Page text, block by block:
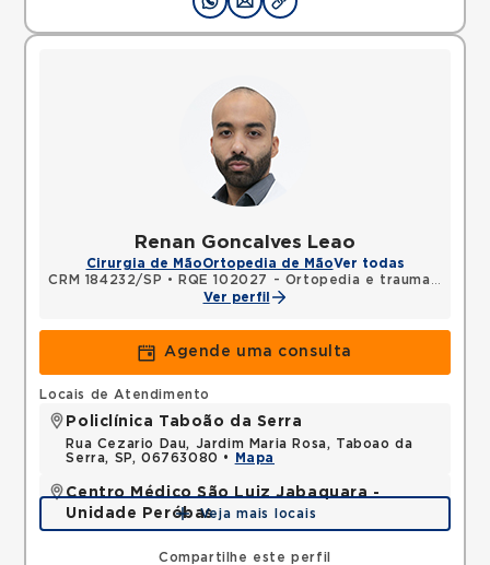
Renan Goncalves Leao
Cirurgia de MãoOrtopedia de MãoVer todas
CRM 184232/SP • RQE 102027 - Ortopedia e traumatologia
Ver perfil
Agende uma consulta
Compartilhe este perfil
Locais de Atendimento
Policlínica Taboão da Serra
Rua Cezario Dau, Jardim Maria Rosa, Taboao da
Serra, SP, 06763080 •
Mapa
Centro Médico São Luiz Jabaquara -
Unidade Peróbas
Rua das Perobas, Jardim Oriental, Sao Paulo, SP,
Mapa
Veja mais locais